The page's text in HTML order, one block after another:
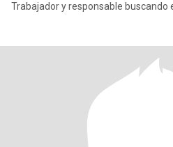
Trabajador y responsable buscando